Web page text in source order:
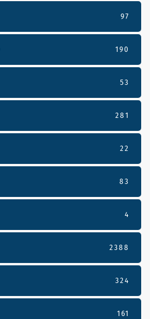
97
190
53
281
22
83
4
2388
324
161